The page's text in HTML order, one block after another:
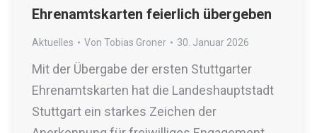
Ehrenamtskarten feierlich übergeben
Aktuelles Von Tobias Groner 30. Januar 2026
Mit der Übergabe der ersten Stuttgarter
Ehrenamtskarten hat die Landeshauptstadt
Stuttgart ein starkes Zeichen der